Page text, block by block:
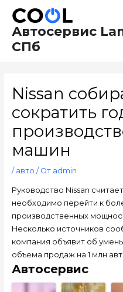
содержимому
Автосервис
СПб
Nissan
сократить
машин
/ авто / От admin
Руководство Nissan
необходимо перейти к
производственных
Несколько источников
компания объявит об
объема продаж на 1 млн
Автосервис
по
записям